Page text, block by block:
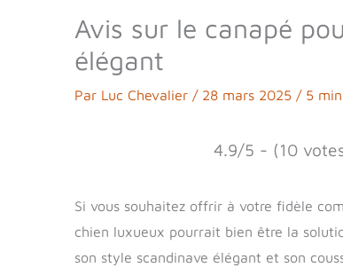
Avis sur le canapé
élégant
Par Luc Chevalier / 28 mars 2025 / 5
4.9/5 - (10
Si vous souhaitez offrir à votre fidèle
chien luxueux pourrait bien être la
son style scandinave élégant et son